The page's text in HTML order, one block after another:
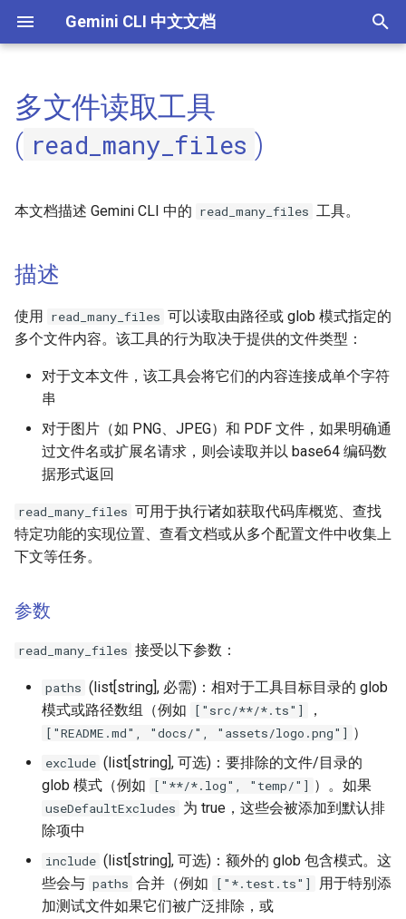
Gemini CLI 中文文档
在
初
始
引
擎
命令
令牌缓存与成本优化
主题
工具 API
描述
如何使用 read_many_files 与
read_many_files 使用示例
重要说明
多文件读取工具
( read_many_files )
本文档描述 Gemini CLI 中的 read_many_files 工具。
描述
使用 read_many_files 可以读取由路径或 glob 模式指定的
多个文件内容。该工具的行为取决于提供的文件类型：
对于文本文件，该工具会将它们的内容连接成单个字符
串
对于图片（如 PNG、JPEG）和 PDF 文件，如果明确通
过文件名或扩展名请求，则会读取并以 base64 编码数
据形式返回
read_many_files 可用于执行诸如获取代码库概览、查找
特定功能的实现位置、查看文档或从多个配置文件中收集上
下文等任务。
参数
read_many_files 接受以下参数：
paths (list[string], 必需)：相对于工具目标目录的 glob
模式或路径数组（例如
["src/**/*.ts"] ，
["README.md", "docs/", "assets/logo.png"] ）
exclude (list[string], 可选)：要排除的文件/目录的
glob 模式（例如
["**/*.log", "temp/"] ）。如果
useDefaultExcludes 为 true，这些会被添加到默认排
除项中
include (list[string], 可选)：额外的 glob 包含模式。这
些会与 paths 合并（例如 ["*.test.ts"]
用于特别添
加测试文件如果它们被广泛排除，或